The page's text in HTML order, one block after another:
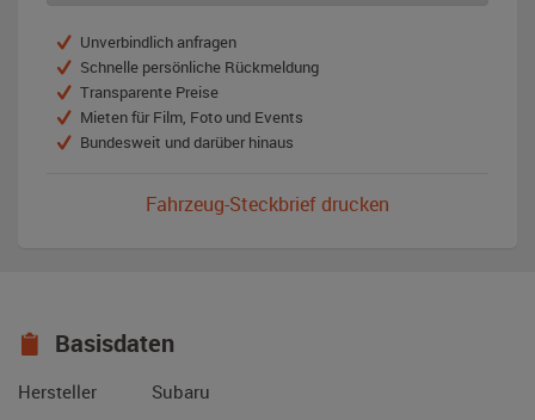
Unverbindlich anfragen
Schnelle persönliche Rückmeldung
Transparente Preise
Mieten für Film, Foto und Events
Bundesweit und darüber hinaus
Fahrzeug-Steckbrief drucken
Basisdaten
Hersteller
Subaru